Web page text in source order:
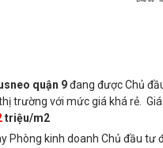
quận 9đang được Chủ
trường với mức giá khá rẻ.
triệu/m2
Phòng kinh doanh Chủ đầu tư